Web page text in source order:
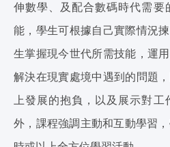
伸數學、及配合數碼時代需要
能，學生可根據自己實際情況
生掌握現今世代所需技能，運
解決在現實處境中遇到的問題
上發展的抱負，以及展示對
外，課程強調主動和互動學習